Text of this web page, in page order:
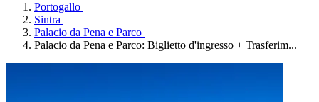
Portogallo
Sintra
Palacio da Pena e Parco
Palacio da Pena e Parco: Biglietto d'ingresso + Trasferim...